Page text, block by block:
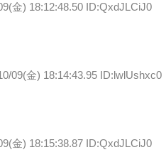
金) 18:12:48.50 ID:QxdJLCiJ0
09(金) 18:14:43.95 ID:lwlUshxc0
金) 18:15:38.87 ID:QxdJLCiJ0